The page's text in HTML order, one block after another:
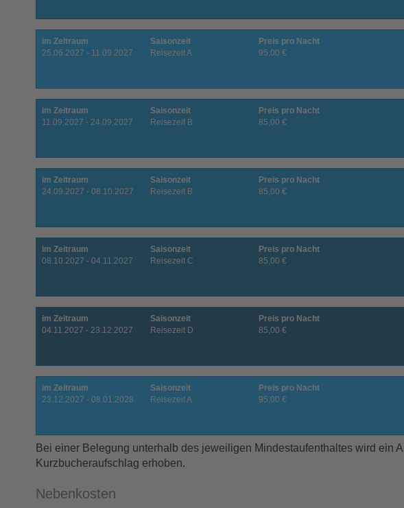
im Zeitraum
25.06.2027 - 11.09.2027
Saisonzeit
Reisezeit A
Preis pro Nacht
95,00 €
im Zeitraum
11.09.2027 - 24.09.2027
Saisonzeit
Reisezeit B
Preis pro Nacht
85,00 €
im Zeitraum
24.09.2027 - 08.10.2027
Saisonzeit
Reisezeit B
Preis pro Nacht
85,00 €
im Zeitraum
08.10.2027 - 04.11.2027
Saisonzeit
Reisezeit C
Preis pro Nacht
85,00 €
im Zeitraum
04.11.2027 - 23.12.2027
Saisonzeit
Reisezeit D
Preis pro Nacht
85,00 €
im Zeitraum
23.12.2027 - 08.01.2028
Saisonzeit
Reisezeit A
Preis pro Nacht
95,00 €
Bei einer Belegung unterhalb des jeweiligen Mindestaufenthaltes wird ein
Kurzbucheraufschlag erhoben.
Nebenkosten